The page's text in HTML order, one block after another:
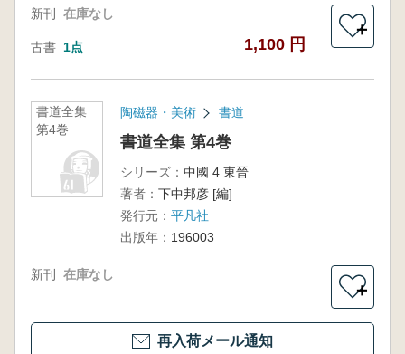
新刊 在庫なし
古書 1点 1,100 円
＋
書道全集
第4巻
陶磁器・美術 書道
書道全集 第4巻
シリーズ： 中國 4 東晉
著者： 下中邦彦 [編]
発行元： 平凡社
出版年： 196003
新刊 在庫なし
＋
再入荷メール通知